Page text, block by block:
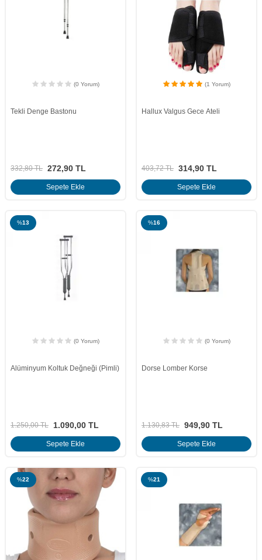
(0 Yorum)
Tekli Denge Bastonu
332,80TL 272,90 TL
Sepete Ekle
(1 Yorum)
Hallux Valgus Gece Ateli
403,72TL 314,90 TL
Sepete Ekle
%13
(0 Yorum)
Alüminyum Koltuk Değneği (Pimli)
1.250,00TL 1.090,00 TL
Sepete Ekle
%16
(0 Yorum)
Dorse Lomber Korse
1.130,83TL 949,90 TL
Sepete Ekle
%22 %21